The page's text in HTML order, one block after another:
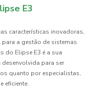
E3
características inovadoras,
para a gestão de sistemas
do Elipse E3 é a sua
para ser
quanto por especialistas,
eficiente.